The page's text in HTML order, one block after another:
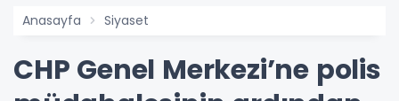
Anasayfa Siyaset
CHP Genel Merkezi’ne polis